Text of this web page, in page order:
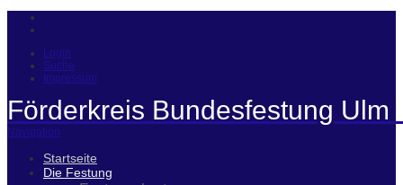
Login
Suche
Impressum
Förderkreis Bundesfestung Ulm
Navigation
Startseite
Die Festung